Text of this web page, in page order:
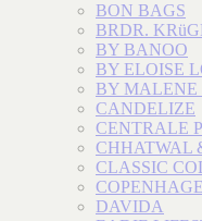
BON BAGS
BRDR.
BY BANOO
BY ELOISE
BY MALENE
CANDELIZE
CENTRALE
CHHATWAL
CLASSIC
DAVIDA